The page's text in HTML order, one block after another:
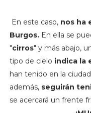
En este caso, nos ha
Burgos.En ella se
"cirros" y más abajo,
tipo de cielo indica la
han tenido en la
además, seguirán
se acercará un frente